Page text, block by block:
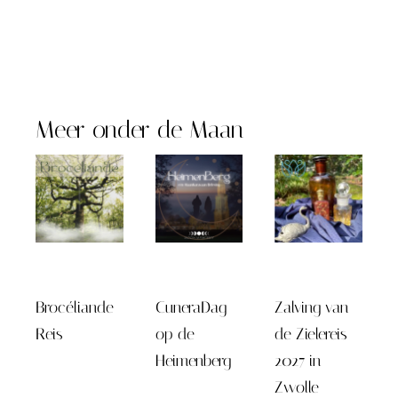
Meer onder de Maan
Brocéliande
Reis
CuneraDag
op de
Heimenberg
Zalving van
de Zielereis
2027 in
Zwolle